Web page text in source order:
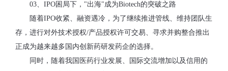
03、IPO困局下，"出海"成为Biotech的突破之路
随着IPO收紧、融资遇冷，为了继续推进管线、维持团队生
存，进行对外技术授权/产品授权许可交易、寻求并购整合推出
正成为越来越多国内创新药研发药企的选择。
同时，随着我国医药行业发展、国际交流增加以及信用的